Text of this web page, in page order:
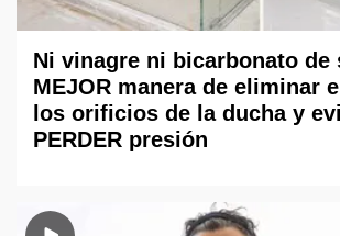
Ni vinagre ni bicarbonato de
MEJOR manera de eliminar
los orificios de la ducha y
PERDER presión